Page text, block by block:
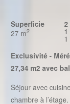
Superficie
27 m2 1
Exclusivité -
27,34 m2 avec
Séjour avec
chambre à l’étage.